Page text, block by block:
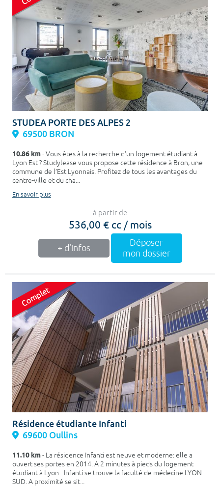
STUDEA PORTE DES ALPES 2
69500 BRON
10.86 km- Vous êtes à la recherche d’un logement étudiant à
Lyon Est ? Studylease vous propose cette résidence à Bron, une
commune de l’Est Lyonnais. Profitez de tous les avantages du
centre-ville et du cha...
En savoir plus
à partir de
536,00 € cc / mois
+ d'infos
Déposer
mon dossier
Résidence étudiante Infanti
69600 Oullins
11.10 km- La résidence Infanti est neuve et moderne: elle a
ouvert ses portes en 2014. A 2 minutes à pieds du logement
étudiant à Lyon - Infanti se trouve la faculté de médecine LYON
SUD. A proximité se sit...